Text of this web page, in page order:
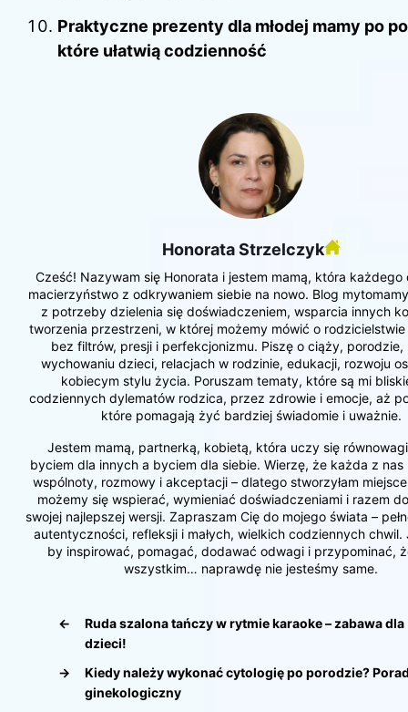
Praktyczne prezenty dla młodej mamy po
które ułatwią codzienność
Honorata Strzelczyk
Cześć! Nazywam się Honorata i jestem mamą, która każdego
macierzyństwo z odkrywaniem siebie na nowo. Blog
z potrzeby dzielenia się doświadczeniem, wsparcia innych
tworzenia przestrzeni, w której możemy mówić o
bez filtrów, presji i perfekcjonizmu. Piszę o ciąży, porodzie,
wychowaniu dzieci, relacjach w rodzinie, edukacji, rozwoju
kobiecym stylu życia. Poruszam tematy, które są mi
codziennych dylematów rodzica, przez zdrowie i emocje, aż
które pomagają żyć bardziej świadomie i uważnie.
Jestem mamą, partnerką, kobietą, która uczy się
byciem dla innych a byciem dla siebie. Wierzę, że każda z
wspólnoty, rozmowy i akceptacji – dlatego stworzyłam
możemy się wspierać, wymieniać doświadczeniami i razem
swojej najlepszej wersji. Zapraszam Cię do mojego świata –
autentyczności, refleksji i małych, wielkich codziennych chwil.
by inspirować, pomagać, dodawać odwagi i przypominać,
wszystkim… naprawdę nie jesteśmy same.
←
Ruda szalona tańczy w rytmie karaoke – zabawa dla
dzieci!
→
Kiedy należy wykonać cytologię po porodzie?
ginekologiczny